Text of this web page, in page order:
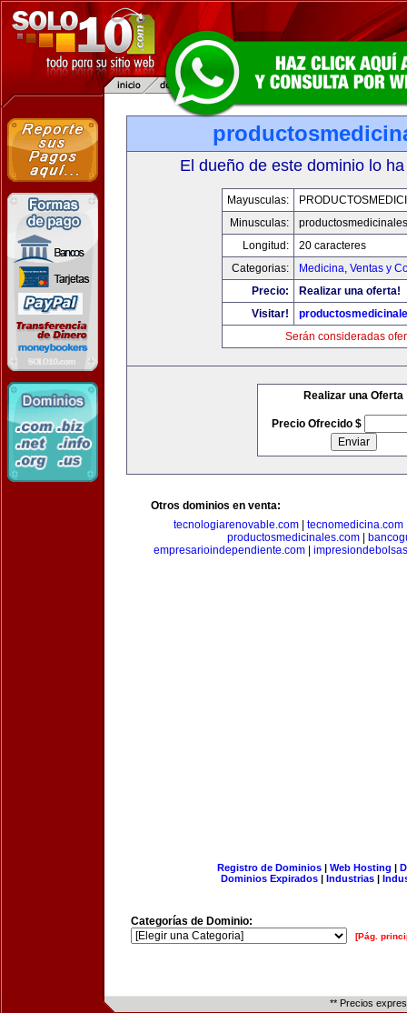
El dueño de este dominio lo
Mayusculas:
Minusculas:
Longitud:
20 caracteres
Categorias:
Medicina, Ventas y
Precio:
Realizar una oferta!
Visitar!
Serán consideradas
Realizar una Oferta
Precio Ofrecido $
Otros dominios en venta:
tecnologiarenovable.com
tecnomedicina.com
productosmedicinales.com|
empresarioindependiente.com
Registro de Dominios| Web Hosting |
Dominios Expirados | Industrias |
Categorías de Dominio:
[Pág.
** Precios